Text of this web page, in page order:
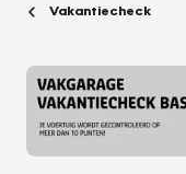
Vakantiecheck